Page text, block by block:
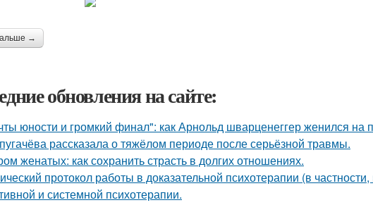
→
обновления на сайте:
юности и громкий финал": как Арнольд шварценеггер женился на
рассказала о тяжёлом периоде после серьёзной травмы.
женатых: как сохранить страсть в долгих отношениях.
протокол работы в доказательной психотерапии (в
и системной психотерапии.